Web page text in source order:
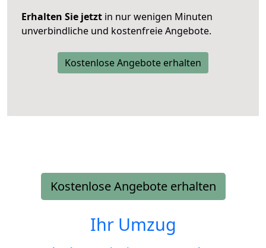
Erhalten Sie jetzt in nur wenigen Minuten
unverbindliche und kostenfreie Angebote.
Kostenlose Angebote erhalten
Kostenlose Angebote erhalten
Ihr Umzug